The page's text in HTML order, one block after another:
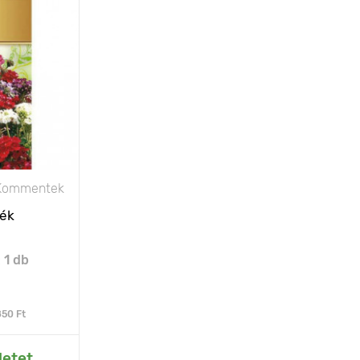
1 db
Ft
15 - 20 cm
20 х 25 cm